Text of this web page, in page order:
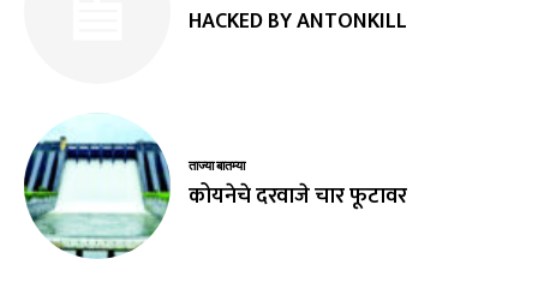
HACKED BY ANTONKILL
ताज्या बातम्या
कोयनेचे दरवाजे चार फूटावर